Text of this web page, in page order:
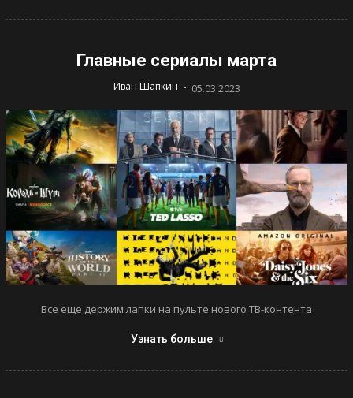
Главные сериалы марта
Иван Шапкин - 05.03.2023
Все еще держим лапки на пульте нового ТВ-контента
Узнать больше